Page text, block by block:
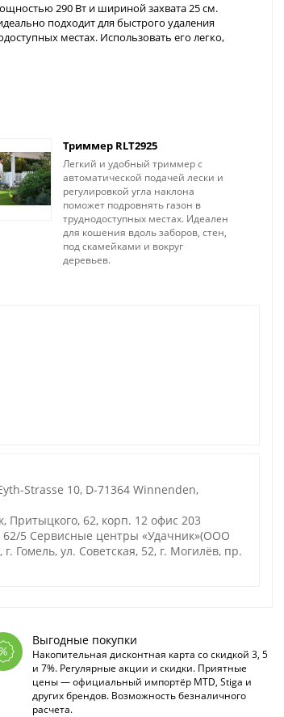
290 Вт и шириной захвата 25 см.
подходит для быстрого удаления
местах. Использовать его легко,
Триммер RLT2925
Легкий и удобный триммер с
автоматической подачей лески и
регулировкой угла наклона
поможет подровнять газон в
труднодоступных местах. Идеален
для кошения вдоль заборов, стен,
под скамейками и вокруг
деревьев.
Strasse 10, D-71364 Winnenden,
62, корп. 12 офис 203
62/5 Сервисные центры «Удачник»(ООО
Гомель, ул. Советская, 52, г. Могилёв, пр.
Выгодные покупки
Накопительная дисконтная карта со скидкой 3, 5
и 7%. Регулярные акции и скидки. Приятные
цены — официальный импортёр MTD, Stiga и
других брендов. Возможность безналичного
расчета.